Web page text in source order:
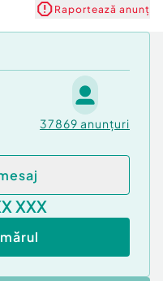
Raportează anunț
37869 anunțuri
XXX